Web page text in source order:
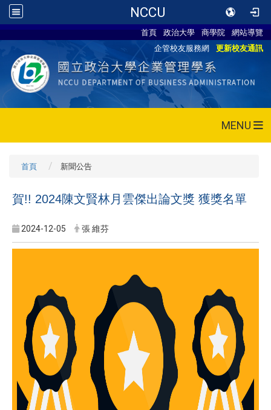
NCCU
首頁 政治大學 商學院
網站導覽
企管校友服務網
更新校友通訊
MENU
首頁 新聞公告
賀!! 2024陳文賢林月雲傑出論文獎 獲獎名單
2024-12-05 張 維芬